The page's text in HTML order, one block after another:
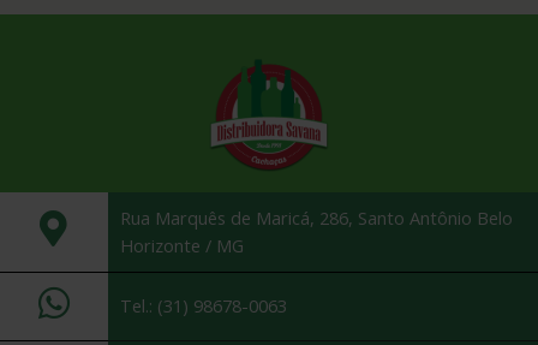
Rua Marquês de Maricá, 286, Santo Antônio Belo
Horizonte / MG
Tel.: (31) 98678-0063